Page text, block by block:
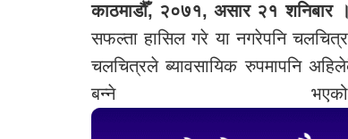
काठमाडौँ, २०७१, असार २१ शनिबार ।
सफल्ता हासिल गरे या नगरेपनि
चलचित्रले ब्यावसायिक रुपमापनि
बन्ने